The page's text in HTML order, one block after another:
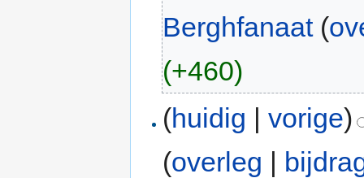
Berghfanaat (
(+460)
(huidig |vorige)
(overleg |